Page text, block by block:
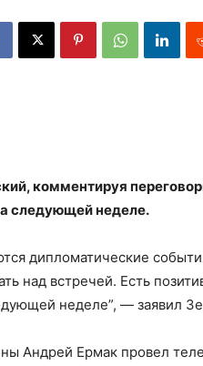
комментируя
следующей неделе.
дипломатические
над встречей. Есть
неделе”, — заявил
Андрей Ермак провел